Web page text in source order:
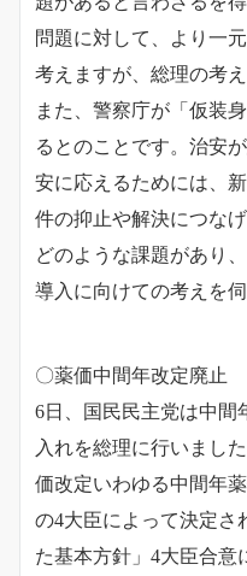
問題に対して、より一
考えますが、総理の考え
また、警察庁が「仮装
るとのことです。 治安
安に応えるためには、
件の抑止や解決につな
どのような課題があり
導入に向けての考えを伺
〇薬価中間年改定廃止
6日、国民民主党は中間
入れを総理に行いまし
価改定いわゆる中間年
の4大臣によって決定さ
た基本方針」4大臣合意